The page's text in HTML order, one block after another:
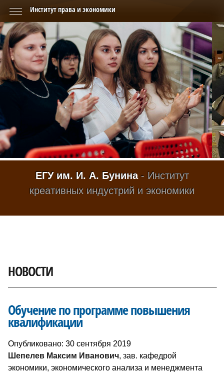
ЕГУ им. И. А. Бунина- Институт
креативных индустрий и экономики
НОВОСТИ
Обучение по программе повышения
квалификации
Опубликовано: 30 сентября 2019
Шепелев Максим Иванович, зав. кафедрой
экономики, экономического анализа и менеджмента
Институт права и экономики